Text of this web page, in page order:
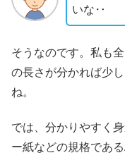
いな‥
そうなのです。私も
の長さが分かれば少
ね。
では、分かりやすく
ー紙などの規格であ